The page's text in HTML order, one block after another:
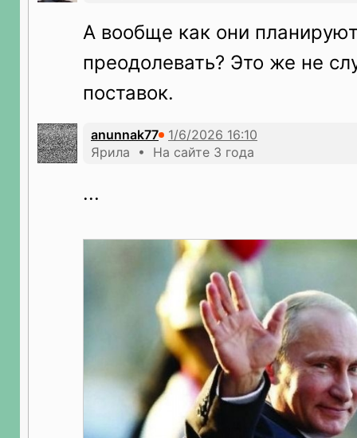
А вообще как они
преодолевать? Это же не
поставок.
anunnak77
Ярила • На сайте 3 года
...